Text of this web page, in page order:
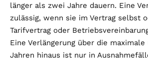
länger als zwei Jahre dauern. Eine
zulässig, wenn sie im Vertrag selbst
Tarifvertrag oder
Eine Verlängerung über die
Jahren hinaus ist nur in